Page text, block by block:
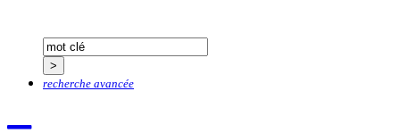
recherche avancée